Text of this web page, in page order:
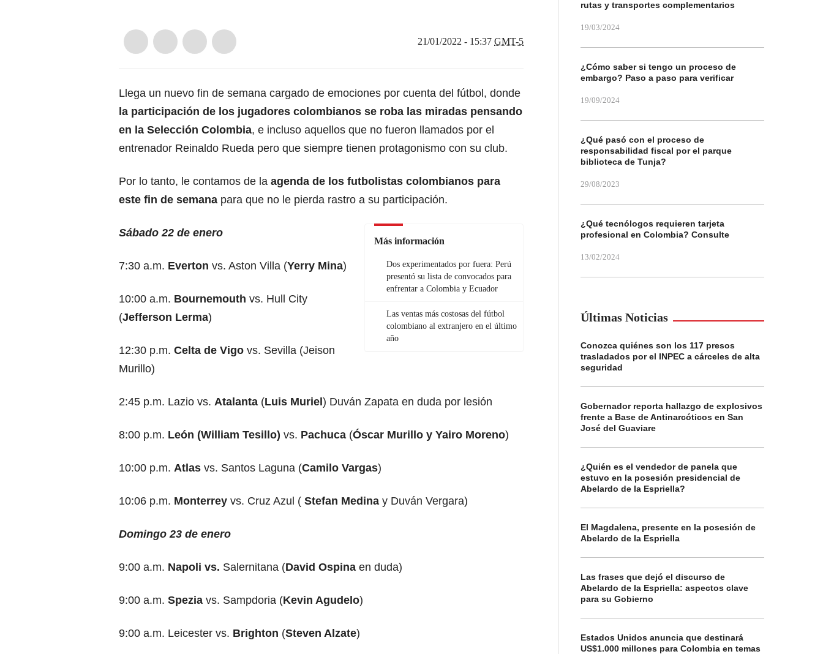
21/01/2022 - 15:37 GMT-5
Llega un nuevo fin de semana cargado de emociones por cuenta del fútbol, donde
la participación de los jugadores colombianos se roba las miradas pensando
en la Selección Colombia, e incluso aquellos que no fueron llamados por el
entrenador Reinaldo Rueda pero que siempre tienen protagonismo con su club.
Por lo tanto, le contamos de la agenda de los futbolistas colombianos para
este fin de semana para que no le pierda rastro a su participación.
Más información
Dos experimentados por fuera: Perú
presentó su lista de convocados para
enfrentar a Colombia y Ecuador
Las ventas más costosas del fútbol
colombiano al extranjero en el último
año
Sábado 22 de enero
7:30 a.m. Everton vs. Aston Villa (Yerry Mina)
10:00 a.m. Bournemouth vs. Hull City
(Jefferson Lerma)
12:30 p.m. Celta de Vigo vs. Sevilla (Jeison
Murillo)
2:45 p.m. Lazio vs. Atalanta (Luis Muriel ) Duván Zapata en duda por lesión
8:00 p.m. León (William Tesillo) vs. Pachuca (Óscar Murillo y Yairo Moreno)
10:00 p.m. Atlas vs. Santos Laguna (Camilo Vargas)
10:06 p.m. Monterrey vs. Cruz Azul ( Stefan Medina y Duván Vergara)
Domingo 23 de enero
9:00 a.m. Napoli vs. Salernitana (David Ospina en duda)
9:00 a.m. Spezia vs. Sampdoria (Kevin Agudelo)
9:00 a.m. Leicester vs. Brighton (Steven Alzate)
rutas y transportes complementarios
19/03/2024
¿Cómo saber si tengo un proceso de
embargo? Paso a paso para verificar
19/09/2024
¿Qué pasó con el proceso de
responsabilidad fiscal por el parque
biblioteca de Tunja?
29/08/2023
¿Qué tecnólogos requieren tarjeta
profesional en Colombia? Consulte
13/02/2024
Últimas Noticias
Conozca quiénes son los 117 presos
trasladados por el INPEC a cárceles de alta
seguridad
Gobernador reporta hallazgo de explosivos
frente a Base de Antinarcóticos en San
José del Guaviare
¿Quién es el vendedor de panela que
estuvo en la posesión presidencial de
Abelardo de la Espriella?
El Magdalena, presente en la posesión de
Abelardo de la Espriella
Las frases que dejó el discurso de
Abelardo de la Espriella: aspectos clave
para su Gobierno
Estados Unidos anuncia que destinará
US$1.000 millones para Colombia en temas